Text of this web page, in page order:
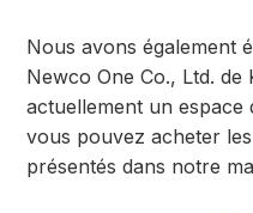
Nous avons également
Newco One Co., Ltd. de
actuellement un
vous pouvez acheter
présentés dans notre